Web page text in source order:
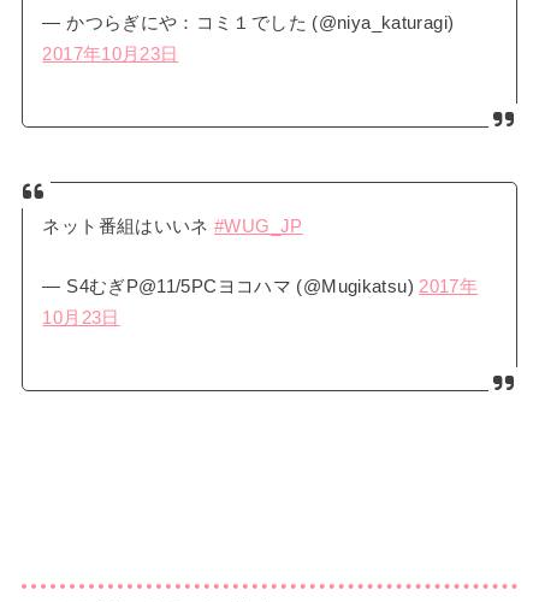
— かつらぎにや：コミ１でした (@niya_katuragi)
2017年10月23日
ネット番組はいいネ#WUG_JP
— S4むぎP@11/5PCヨコハマ (@Mugikatsu) 2017年
10月23日